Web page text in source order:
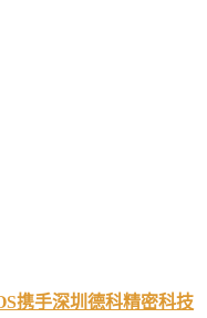
携手深圳德科精密科技